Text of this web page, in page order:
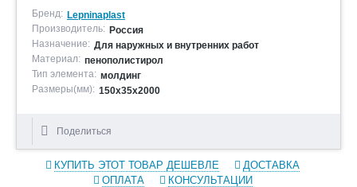
Бренд: Lepninaplast
Производитель: Россия
Назначение: Для наружных и внутренних работ
Материал: пенополистирол
Тип элемента: молдинг
Размеры(мм): 150х35х2000
Поделиться
КУПИТЬ ЭТОТ ТОВАР ДЕШЕВЛЕ
ДОСТАВКА
ОПЛАТА
КОНСУЛЬТАЦИИ